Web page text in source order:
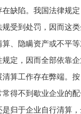
缺陷。我国法律规
受到处罚，因而这
、隐瞒资产或不平
定，因而全部依靠
算工作存在弊端。
得不到歇业企业的
归于企业自行清算